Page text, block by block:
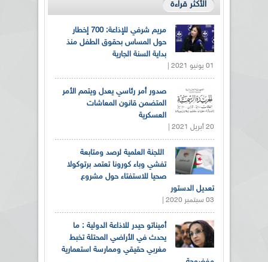
الأكثر قراءة
مريم شرفي للإذاعة: 700 إخطار
حول المساس بحقوق الطفل منذ
بداية السنة الجارية
01 يونيو 2021 |
صدور أمر رئاسي يعدل ويتمم الأمر
المتضمن قانون المعاشات
العسكرية
20 أبريل 2021 |
اللجنة العلمية لرصد ومتابعة
تفشي وباء كورونا تعتمد برتوكولا
صحيا للاستفتاء حول مشروع
تعديل الدستور
03 سبتمبر 2020 |
أميناتو حيدر للاذاعة الدولية : ما
يحدث في الأراضي المحتلة تخبط
مغربي حقيقي وممارسة استعمارية